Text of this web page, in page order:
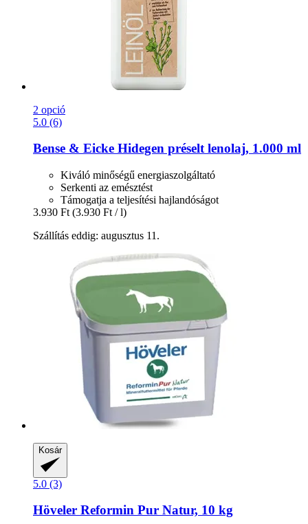
2 opció
5.0 (6)
Bense & Eicke Hidegen préselt lenolaj, 1.000 ml
Kiváló minőségű energiaszolgáltató
Serkenti az emésztést
Támogatja a teljesítési hajlandóságot
3.930 Ft (3.930 Ft / l)
Szállítás eddig: augusztus 11.
Kosár
5.0 (3)
Höveler Reformin Pur Natur, 10 kg